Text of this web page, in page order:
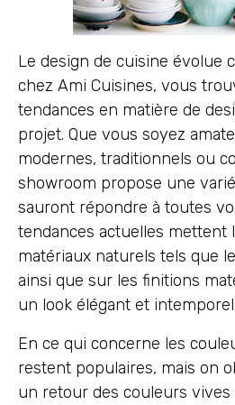
Le design de cuisine évolue
chez Ami Cuisines, vous
tendances en matière de
projet. Que vous soyez
modernes, traditionnels ou
showroom propose une
sauront répondre à toutes
tendances actuelles mettent
matériaux naturels tels que
ainsi que sur les finitions
un look élégant et intemporel.
En ce qui concerne les
restent populaires, mais on
un retour des couleurs